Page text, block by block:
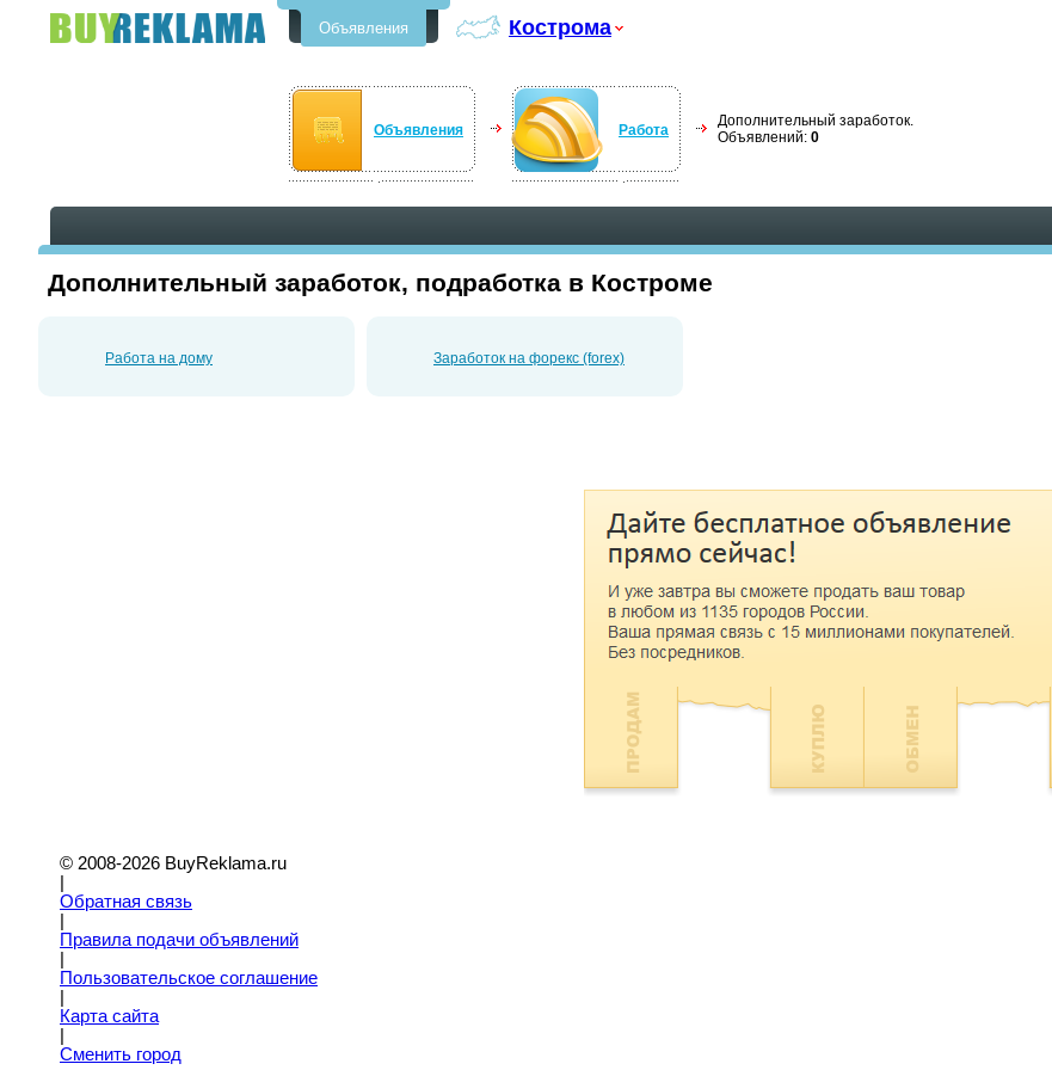
Объявления Кострома
Объявления Работа
Дополнительный заработок.
Объявлений: 0
Дополнительный заработок, подработка в Костроме
Работа на дому Заработок на форекс (forex)
© 2008-2026 BuyReklama.ru
Обратная связь
Правила подачи объявлений
Пoльзовательское соглашение
Карта сайта
Сменить город